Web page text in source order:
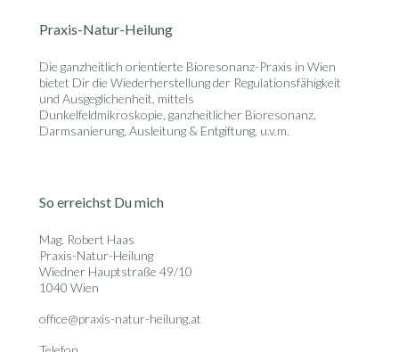
Praxis-Natur-Heilung
Die ganzheitlich orientierte Bioresonanz-Praxis in Wien
bietet Dir die Wiederherstellung der Regulationsfähigkeit
und Ausgeglichenheit, mittels
Dunkelfeldmikroskopie, ganzheitlicher Bioresonanz,
Darmsanierung, Ausleitung & Entgiftung, u.v.m.
So erreichst Du mich
Mag. Robert Haas
Praxis-Natur-Heilung
Wiedner Hauptstraße 49/10
1040 Wien
office@praxis-natur-heilung.at